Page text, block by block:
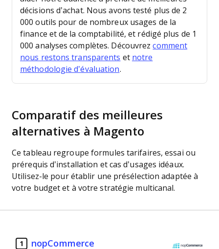
décisions d’achat. Nous avons testé plus de 2
000 outils pour de nombreux usages de la
finance et de la comptabilité, et rédigé plus de 1
000 analyses complètes. Découvrezcomment
nous restons transparents et notre
méthodologie d’évaluation.
Comparatif des meilleures
alternatives à Magento
Ce tableau regroupe formules tarifaires, essai ou
prérequis d’installation et cas d’usages idéaux.
Utilisez-le pour établir une présélection adaptée à
votre budget et à votre stratégie multicanal.
1 nopCommerce